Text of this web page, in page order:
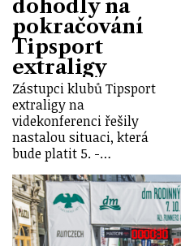
dohodly na
pokračování
Tipsport
extraligy
Zástupci klubů Tipsport
extraligy na
videkonferenci řešily
nastalou situaci, která
bude platit 5. -…